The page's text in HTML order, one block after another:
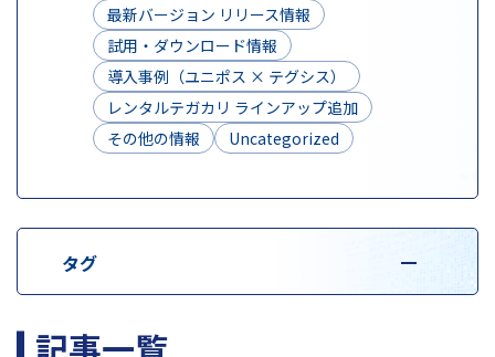
最新バージョン リリース情報
試用・ダウンロード情報
導入事例（ユニポス × テグシス）
レンタルテガカリ ラインアップ追加
その他の情報
Uncategorized
タグ